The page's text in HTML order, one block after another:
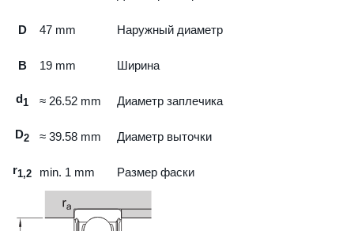
D 47 mm Наружный диаметр
B 19 mm Ширина
d1 ≈ 26.52 mm Диаметр заплечика
D2 ≈ 39.58 mm Диаметр выточки
r1,2 min. 1 mm Размер фаски